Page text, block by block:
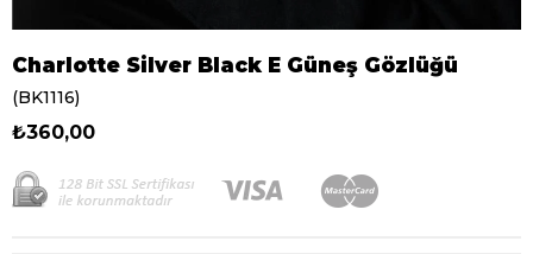
Charlotte Silver Black E Güneş Gözlüğü
(BK1116)
₺360,00